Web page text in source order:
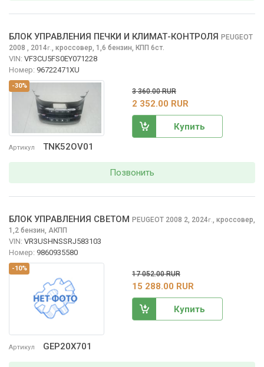
-30%
Артикул TNK52OV01
БЛОК УПРАВЛЕНИЯ ПЕЧКИ И КЛИМАТ-КОНТРОЛЯ PEUGEOT
2008 , 2014г., кроссовер, 1,6 бензин, КПП 6ст.
VIN: VF3CU5FS0EY071228
Номер: 96722471XU
3 360.00 RUR
2 352.00 RUR
Купить
Позвонить
-10%
Артикул GEP20X701
БЛОК УПРАВЛЕНИЯ СВЕТОМ PEUGEOT 2008 2, 2024г., кроссовер,
1,2 бензин, АКПП
VIN: VR3USHNSSRJ583103
Номер: 9860935580
17 052.00 RUR
15 288.00 RUR
Купить